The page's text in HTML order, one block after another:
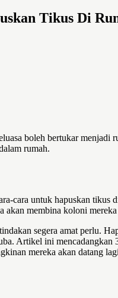
Tikus Di
boleh bertukar
rumah.
cara untuk hapuskan
akan membina koloni
segera amat perlu.
Artikel ini
mereka akan datang